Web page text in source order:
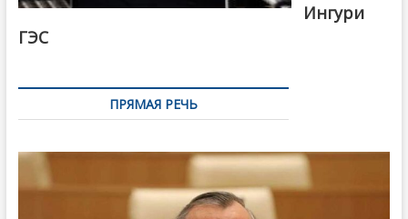
Ингури
ГЭС
ПРЯМАЯ РЕЧЬ